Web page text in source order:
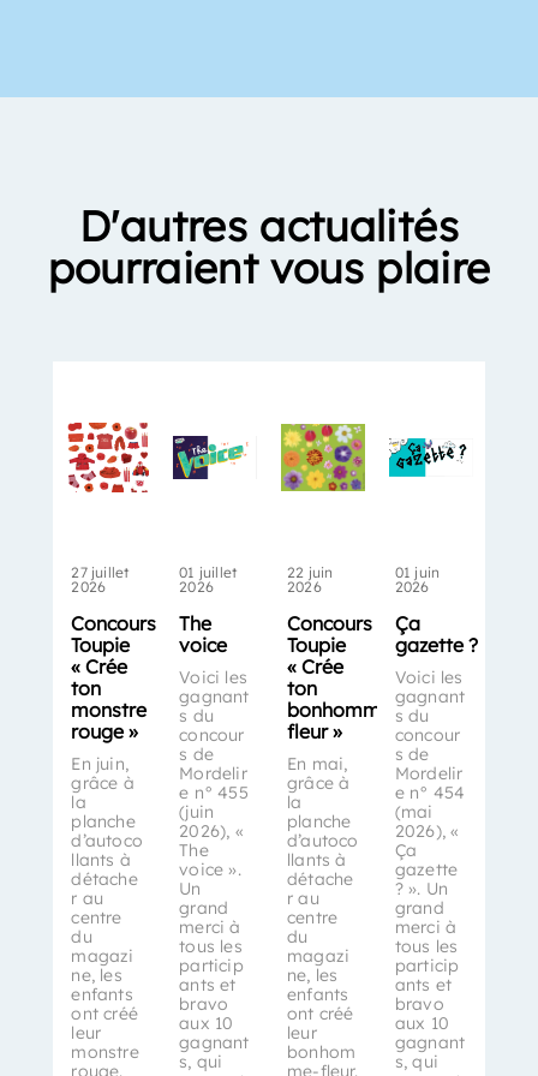
D'autres actualités
pourraient vous plaire
27 juillet
2026
Concours
Toupie
« Crée
ton
monstre
rouge »
En juin,
grâce à
la
planche
d’autoco
llants à
détache
r au
centre
du
magazi
ne, les
enfants
ont créé
leur
monstre
rouge.
01 juillet
2026
The
voice
Voici les
gagnant
s du
concour
s de
Mordelir
e n° 455
(juin
2026), «
The
voice ».
Un
grand
merci à
tous les
particip
ants et
bravo
aux 10
gagnant
s, qui
22 juin
2026
Concours
Toupie
« Crée
ton
bonhomme-
fleur »
En mai,
grâce à
la
planche
d’autoco
llants à
détache
r au
centre
du
magazi
ne, les
enfants
ont créé
leur
bonhom
me-fleur.
01 juin
2026
Ça
gazette ?
Voici les
gagnant
s du
concour
s de
Mordelir
e n° 454
(mai
2026), «
Ça
gazette
? ». Un
grand
merci à
tous les
particip
ants et
bravo
aux 10
gagnant
s, qui